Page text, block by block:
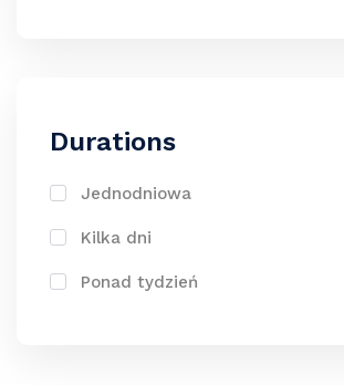
Durations
Jednodniowa
Kilka dni
Ponad tydzień